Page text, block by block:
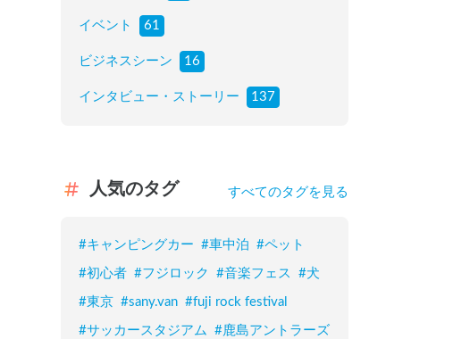
イベント 61
ビジネスシーン 16
インタビュー・ストーリー 137
人気のタグ すべてのタグを見る
#キャンピングカー #車中泊 #ペット
#初心者 #フジロック #音楽フェス #犬
#東京 #sany.van #fuji rock festival
#サッカースタジアム #鹿島アントラーズ